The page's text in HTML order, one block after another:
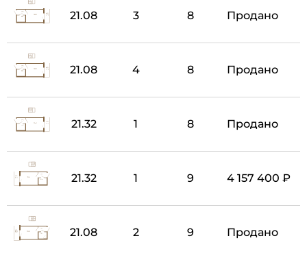
21.08 3 8 Продано
21.08 4 8 Продано
21.32 1 8 Продано
21.32 1 9 4 157 400 ₽
21.08 2 9 Продано